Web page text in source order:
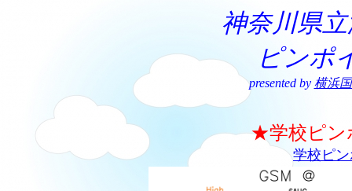
神奈川県
ピンポ
presented by 横浜
★学校ピン
学校ピ